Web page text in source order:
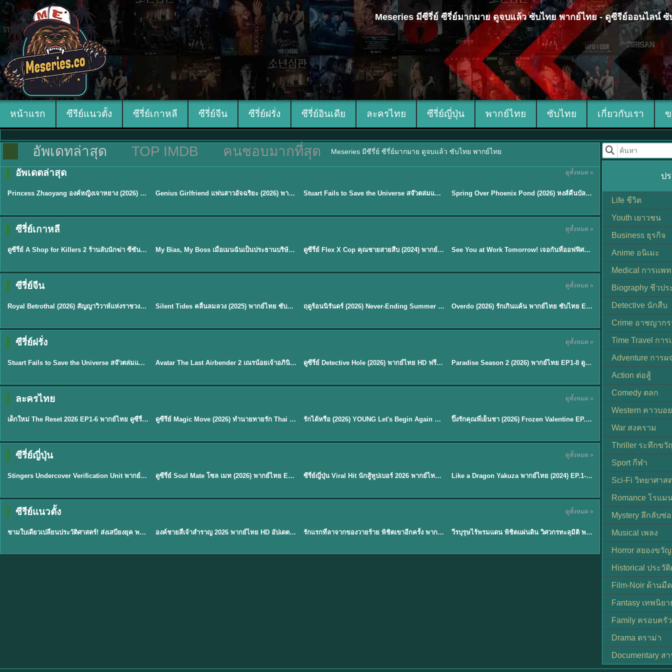
Meseries มีซีรี่ย์ ซีรี่ย์มากมาย ดูจบแล้ว ซับไทย พากย์ไทย - ดูซีรีย์ออนไลน์
หน้าแรก ซีรีย์แนวตั้ง ซีรี่ย์เกาหลี ซีรี่ย์จีน ซีรี่ย์ฝรั่ง ซีรี่ย์อินเดีย ละครไทย ซีรี่ย์ญี่ปุ่น พากย์ไทย ซับไทย เกี่ยวกับเรา
อัพเดทล่าสุด TOP IMDB คนชอบมากที่สุด Meseries มีซีรี่ย์ ซีรี่ย์มากมาย ดูจบแล้ว ซับไทย พากย์ไทย
อัพเดตล่าสุด ดูทั้งหมด »
★8
พากย์ไทย/ซับไทย
Princess Zhaoyang องค์หญิงเจาหยาง (2026) พากย์ไทย ซับไทย EP.1-18 ★9 Genius Girlfriend แฟนสาวอัจฉริยะ (2026) พากย์ไทย ซับไทย EP.1-28 ★9.3 Stuart Fails to Save the Universe สจ๊วตล่มแผนกู้จักรวาล (2026) พากย์ไทย ซับไทย EP.1-10 Spring Over Phoenix Pond (2026) หงส์คืนบัลลังก์แค้น พากย์ไทย ซับไทย EP1-21
ซีรี่ย์เกาหลี ดูทั้งหมด »
★8 EP.16
พากย์ไทย
ดูซีรี่ย์ A Shop for Killers 2 ร้านลับนักฆ่า ซีซัน 2 (2026) ซับไทย-พากย์ไทย My Bias, My Boss เมื่อเมนฉันเป็นประธานบริษัท (2026) พากย์ไทย ซับไทย EP.1-12 ★8 EP.16ดูซีรี่ย์ Flex X Cop คุณชายสายสืบ (2024) พากย์ไทย-ซับไทย EP.1-16 (จบ) ★9 EP.8See You at Work Tomorrow! เจอกันที่ออฟฟิศพรุ่งนี้นะ พากย์ไทย
ซีรี่ย์จีน ดูทั้งหมด »
★9
ซับไทย
Royal Betrothal (2026) สัญญาวิวาห์แห่งราชวงศ์ พากย์ไทย ซับไทย EP1-32 ★9.5 Silent Tides คลื่นลมลวง (2025) พากย์ไทย ซับไทย EP.1-31 ★8.8 ฤดูร้อนนิรันดร์ (2026) Never-Ending Summer พากย์ไทย EP.1-29 Overdo (2026) รักเกินแค้น พากย์ไทย ซับไทย EP1-33 (จบ)
ซีรี่ย์ฝรั่ง ดูทั้งหมด »
★9.3
พากย์ไทย
Stuart Fails to Save the Universe สจ๊วตล่มแผนกู้จักรวาล (2026) พากย์ไทย ซับไทย EP.1-10 ★7.8 EP.7Avatar The Last Airbender 2 เณรน้อยเจ้าอภินิหาร พากย์ไทย EP.9ดูซีรี่ย์ Detective Hole (2026) พากย์ไทย HD ฟรี อัปเดตล่าสุด Netflix EP.8Paradise Season 2 (2026) พากย์ไทย EP1-8 ดูซีรี่ย์ฝรั่ง HD ครบทุกตอน
ละครไทย ดูทั้งหมด »
★ 8 EP.6
พากย์ไทย
เด็กใหม่ The Reset 2026 EP1-6 พากย์ไทย ดูซีรี่ย์ Netflix ล่าสุด HD ดูซีรีย์ Magic Move (2026) ทำนายทายรัก Thai EP.1-10 HD รักได้หรือ (2026) YOUNG Let's Begin Again พากย์ไทย EP.1-19 ★8 ปิ๊งรักคุณพี่เย็นชา (2026) Frozen Valentine EP.1-10 (จบ)
ซีรี่ย์ญี่ปุ่น ดูทั้งหมด »
EP.11
พากย์ไทย
Stingers Undercover Verification Unit พากย์ไทย EP1-11 HD ฟรี ★8 EP.8ดูซีรี่ย์ Soul Mate โซล เมท (2026) พากย์ไทย EP.1-8 (จบ) ★7.9 EP.6ซีรี่ย์ญี่ปุ่น Viral Hit นักสู้ทูปเบอร์ 2026 พากย์ไทย EP.1-6 ★7 EP.6Like a Dragon Yakuza พากย์ไทย (2024) EP.1-6 (จบ)
ซีรีย์แนวตั้ง ดูทั้งหมด »
EP.1
พากย์ไทย
ชามใบเดียวเปลี่ยนประวัติศาสตร์! ส่งเสบียงยุค พากย์ไทย EP.1องค์ชายสี่เจ้าสำราญ 2026 พากย์ไทย HD อัปเดตล่าสุด ดูออนไลน์ EP.1รักแรกที่ลาจากของวายร้าย พิชิตเขาอีกครั้ง พากย์ไทย EP.1วีรบุรุษไร้พรมแดน พิชิตแผ่นดิน วิศวกรทะลุมิติ พลิกแผ่นดิน
ป
Life ชีวิต
Youth เยาวชน
Business ธุรกิจ
Anime อนิเมะ
Medical การแพ
Biography ชีวปร
Detective นักสืบ
Crime อาชญาก
Time Travel กา
Adventure การ
Action ต่อสู้
Comedy ตลก
Western คาวบอ
War สงคราม
Thriller ระทึกขวั
Sport กีฬา
Sci-Fi วิทยาศาส
Romance โรแม
Mystery ลึกลับซ่
Musical เพลง
Horror สยองขวัญ
Historical ประวั
Film-Noir ด้านมื
Fantasy เทพนิยา
Family ครอบครัว
Drama ดราม่า
Documentary ส